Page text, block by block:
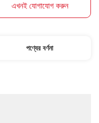
এখনই যোগাযোগ করুন
পণ্যের বর্ণনা